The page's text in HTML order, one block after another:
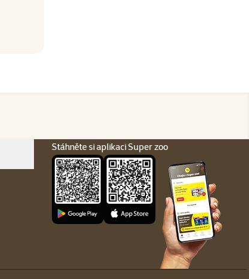
Stáhněte si aplikaci Super zoo